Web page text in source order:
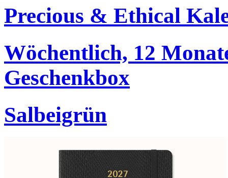
Precious & Ethical
Wöchentlich, 12
Geschenkbox
Salbeigrün